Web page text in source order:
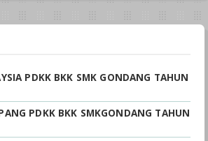
PDKK BKK SMK GONDANG TAHUN
PDKK BKK SMKGONDANG TAHUN